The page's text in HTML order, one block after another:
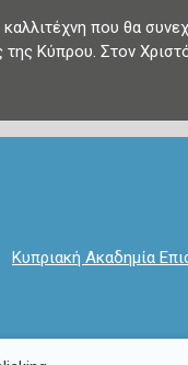
που θα
Κύπρου. Στον
Κυπριακή Ακαδημία